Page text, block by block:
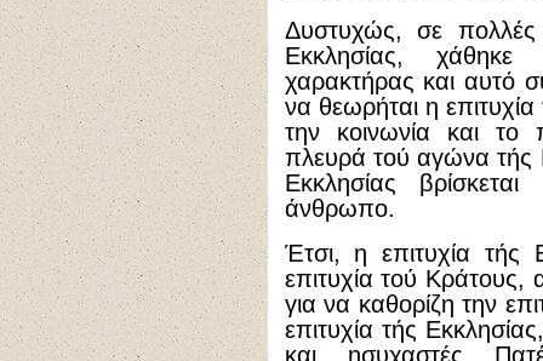
Δυστυχώς, σε πολλές
Εκκλησίας,
χαρακτήρας και αυτό
να θεωρήται η
την κοινωνία και το
πλευρά τού αγώνα τής
Εκκλησίας
άνθρωπο.
Έτσι, η επιτυχία τής
επιτυχία τού Κράτους,
για να καθορίζη την
επιτυχία τής
και ησυχαστές